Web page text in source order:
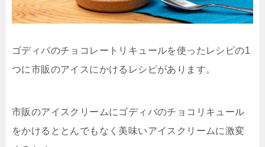
ゴディバのチョコレートリキュールを使ったレシピの1
つに市販のアイスにかけるレシピがあります。
市販のアイスクリームにゴディバのチョコリキュール
をかけるととんでもなく美味いアイスクリームに激変